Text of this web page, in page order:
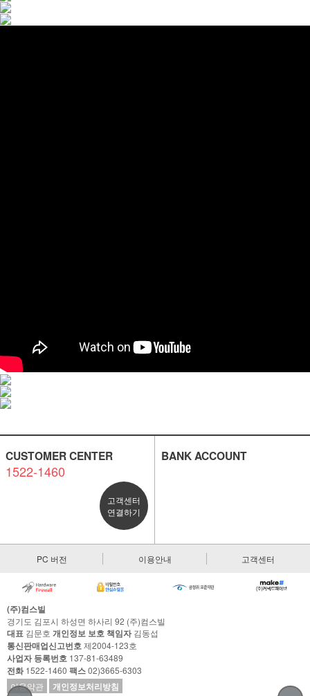
CUSTOMER CENTER
1522-1460
고객센터
연결하기
BANK ACCOUNT
PC 버전 이용안내 고객센터
(주)컴스빌
경기도 김포시 하성면 하사리 92 (주)컴스빌
대표 김문호 개인정보 보호 책임자김동섭
통신판매업신고번호제2004-123호
사업자 등록번호 137-81-63489
전화1522-1460 팩스02)3665-6303
이용약관
개인정보처리방침